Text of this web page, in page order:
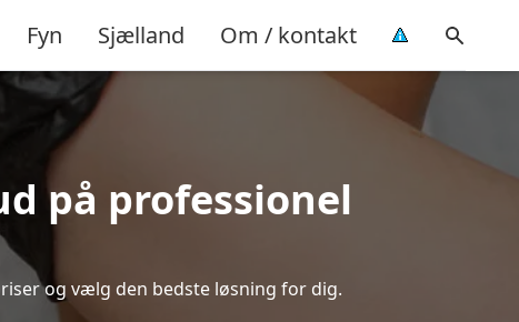
Fyn Sjælland Om / kontakt
på professionel
og vælg den bedste løsning for dig.